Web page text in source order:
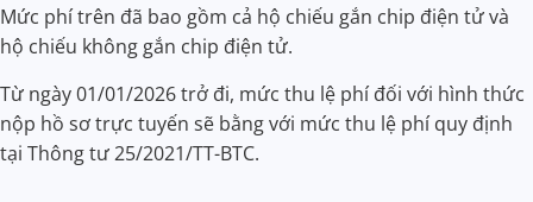
Mức phí trên đã bao gồm cả hộ chiếu gắn chip điện tử và
hộ chiếu không gắn chip điện tử.
Từ ngày 01/01/2026 trở đi, mức thu lệ phí đối với hình thức
nộp hồ sơ trực tuyến sẽ bằng với mức thu lệ phí quy định
tại Thông tư 25/2021/TT-BTC.